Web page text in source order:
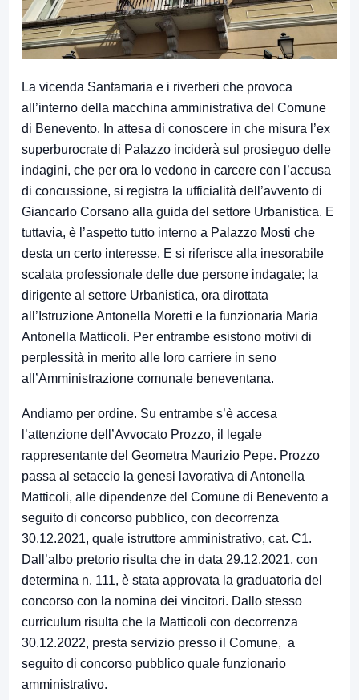
La vicenda Santamaria e i riverberi che provoca
all’interno della macchina amministrativa del Comune
di Benevento. In attesa di conoscere in che misura l’ex
superburocrate di Palazzo inciderà sul prosieguo delle
indagini, che per ora lo vedono in carcere con l’accusa
di concussione, si registra la ufficialità dell’avvento di
Giancarlo Corsano alla guida del settore Urbanistica. E
tuttavia, è l’aspetto tutto interno a Palazzo Mosti che
desta un certo interesse. E si riferisce alla inesorabile
scalata professionale delle due persone indagate; la
dirigente al settore Urbanistica, ora dirottata
all’Istruzione Antonella Moretti e la funzionaria Maria
Antonella Matticoli. Per entrambe esistono motivi di
perplessità in merito alle loro carriere in seno
all’Amministrazione comunale beneventana.
Andiamo per ordine. Su entrambe s’è accesa
l’attenzione dell’Avvocato Prozzo, il legale
rappresentante del Geometra Maurizio Pepe. Prozzo
passa al setaccio la genesi lavorativa di Antonella
Matticoli, alle dipendenze del Comune di Benevento a
seguito di concorso pubblico, con decorrenza
30.12.2021, quale istruttore amministrativo, cat. C1.
Dall’albo pretorio risulta che in data 29.12.2021, con
determina n. 111, è stata approvata la graduatoria del
concorso con la nomina dei vincitori. Dallo stesso
curriculum risulta che la Matticoli con decorrenza
30.12.2022, presta servizio presso il Comune, a
seguito di concorso pubblico quale funzionario
amministrativo.